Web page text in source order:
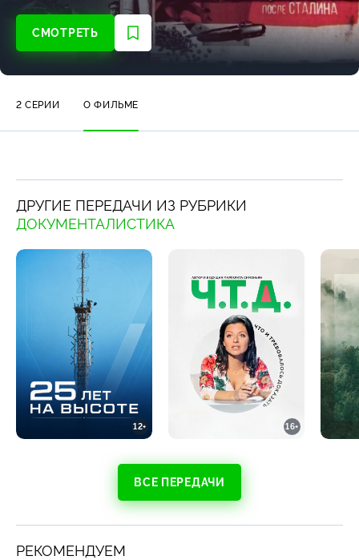
СМОТРЕТЬ
2 СЕРИИ О ФИЛЬМЕ
ДРУГИЕ ПЕРЕДАЧИ ИЗ РУБРИКИ
ДОКУМЕНТАЛИСТИКА
12+ 16+
ВСЕ ПЕРЕДАЧИ
РЕКОМЕНДУЕМ